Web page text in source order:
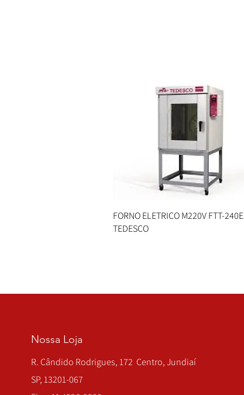
Visualização rápida
FORNO ELETRICO M220V FTT-240E
TEDESCO
Nossa Loja
R. Cândido Rodrigues, 172 Centro, Jundiaí
SP, 13201-067